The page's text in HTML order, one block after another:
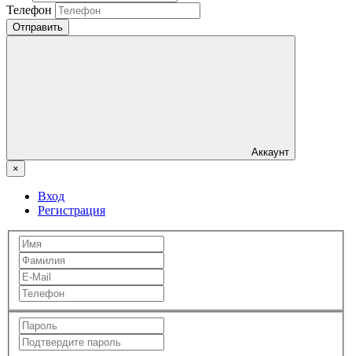
Телефон
Отправить
Аккаунт
×
Вход
Регистрация